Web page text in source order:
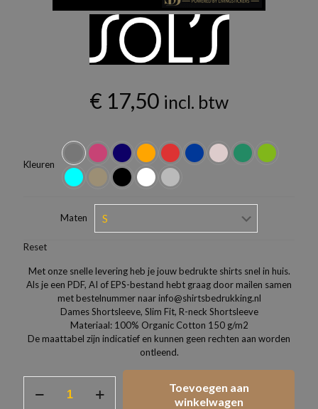
€ 17,50 incl. btw
Kleuren
Maten
Reset
Met onze snelle levering heb je jouw bedrukte shirts snel in huis.
Als je een PDF, AI of EPS-bestand hebt graag door mailen samen
met bestelnummer naar info@shirtsbedrukking.nl
Dames Shortsleeve, Slim Fit, R-neck Shortsleeve
Materiaal: 100% Organic Cotton 150 g/m2
De maattabel zijn indicatief en kunnen geen rechten aan worden
ontleend.
Toevoegen aan
winkelwagen